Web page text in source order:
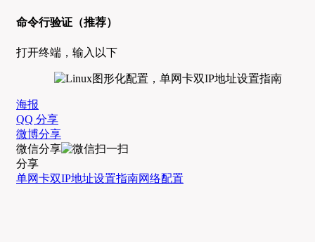
命令行验证（推荐）
打开终端，输入以下
海报
QQ 分享
微博分享
微信分享
分享
单网卡双IP地址设置指南网络配置